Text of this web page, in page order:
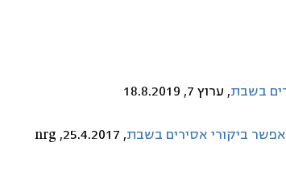
בשבת, ערוץ 7, 18.8.2019
ביקורי אסירים בשבת, 25.4.2017, nrg